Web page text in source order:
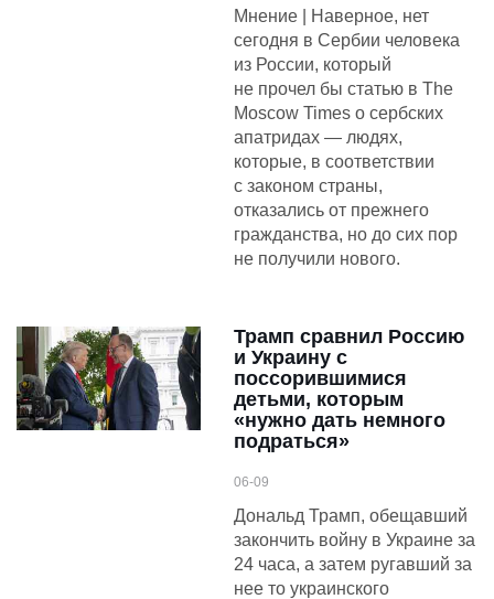
Мнение | Наверное, нет
сегодня в Сербии человека
из России, который
не прочел бы статью в The
Moscow Times о сербских
апатридах — людях,
которые, в соответствии
с законом страны,
отказались от прежнего
гражданства, но до сих пор
не получили нового.
Трамп сравнил Россию
и Украину с
поссорившимися
детьми, которым
«нужно дать немного
подраться»
06-09
Дональд Трамп, обещавший
закончить войну в Украине за
24 часа, а затем ругавший за
нее то украинского